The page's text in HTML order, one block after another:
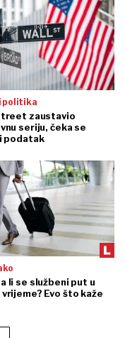
politika
zaustavio
seriju, čeka se
podatak
li se službeni put u
Evo što kaže